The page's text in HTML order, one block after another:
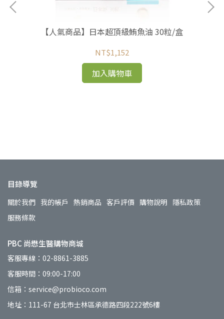
【人氣商品】日本超頂級鮪魚油 30粒/盒
NT$1,152
加入購物車
目錄導覽
關於我們 我的帳戶 熱銷商品 客戶評價 購物說明 隱私政策
服務條款
PBC 尚懋生醫購物商城
客服專線：02-8861-3885
客服時間：09:00-17:00
信箱：service@probioco.com
地址：111-67 台北市士林區承德路四段222號6樓